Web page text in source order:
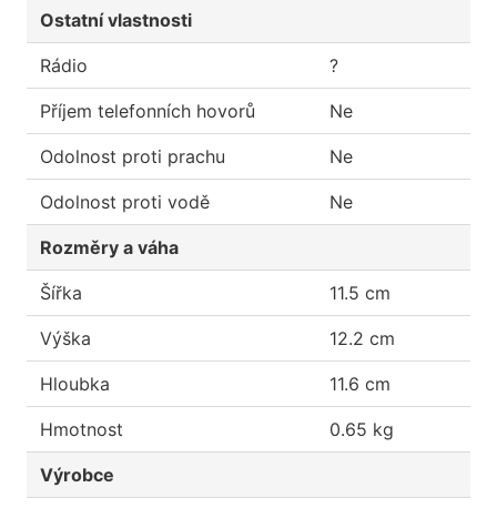
Ostatní vlastnosti
Rádio ?
Příjem telefonních hovorů Ne
Odolnost proti prachu Ne
Odolnost proti vodě Ne
Rozměry a váha
Šířka 11.5 cm
Výška 12.2 cm
Hloubka 11.6 cm
Hmotnost 0.65 kg
Výrobce